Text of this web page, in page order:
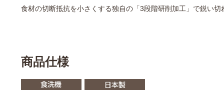
食材の切断抵抗を小さくする独自の「3段階研削加工」で鋭い切
商品仕様